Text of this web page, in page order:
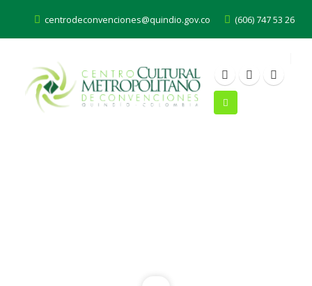
centrodeconvenciones@quindio.gov.co (606) 747 53 26